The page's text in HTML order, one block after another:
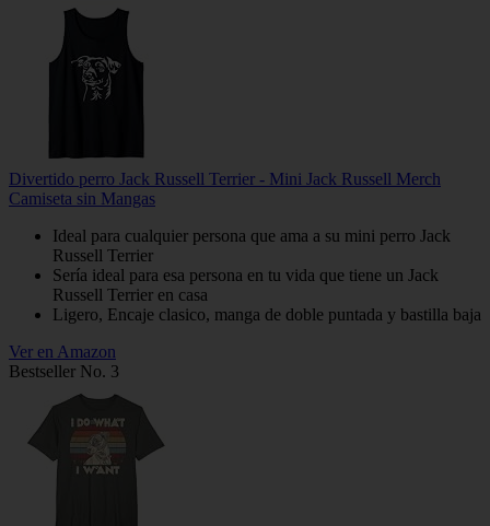
Divertido perro Jack Russell Terrier - Mini Jack Russell Merch
Camiseta sin Mangas
Ideal para cualquier persona que ama a su mini perro Jack
Russell Terrier
Sería ideal para esa persona en tu vida que tiene un Jack
Russell Terrier en casa
Ligero, Encaje clasico, manga de doble puntada y bastilla baja
Ver en Amazon
Bestseller No. 3